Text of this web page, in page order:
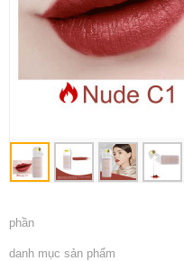
phần
danh mục sản phẩm